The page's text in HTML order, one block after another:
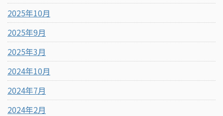
2025年10月
2025年9月
2025年3月
2024年10月
2024年7月
2024年2月